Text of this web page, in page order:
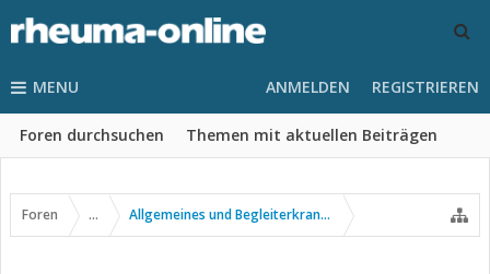
MENU
Foren durchsuchen Themen mit aktuellen Beiträgen
ANMELDEN REGISTRIEREN
Foren ... Allgemeines und Begleiterkrankungen